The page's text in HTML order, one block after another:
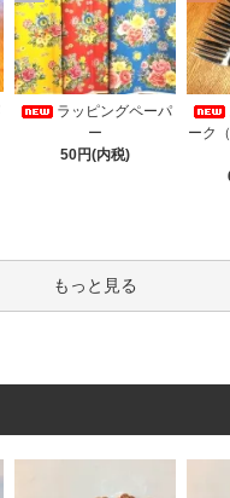
ラッピングペーパ
ー
50円(内税)
ーク
もっと見る